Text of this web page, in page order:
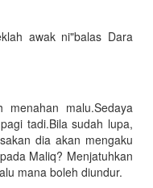
awak ni"balas Dara
malu.Sedaya
tadi.Bila sudah lupa,
dia akan mengaku
Maliq? Menjatuhkan
mana boleh diundur.